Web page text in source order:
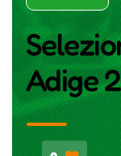
Adige